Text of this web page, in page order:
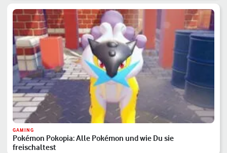
GAMING
Pokémon Pokopia: Alle Pokémon und wie Du sie
freischaltest